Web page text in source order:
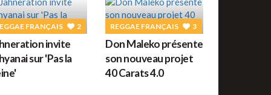
FRANÇAIS 2
invite
sur 'Pas la
REGGAE FRANÇAIS 3
Don Maleko présente
son nouveau projet
40 Carats 4.0